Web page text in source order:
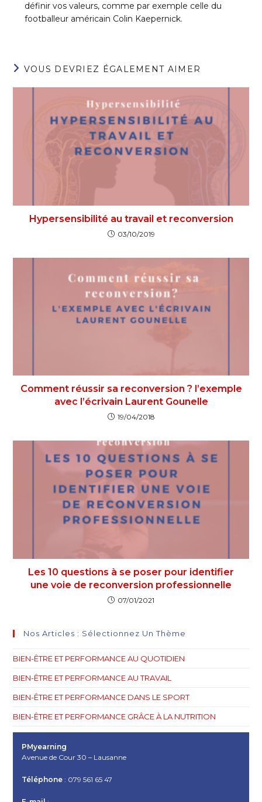
définir vos valeurs, comme par exemple celle du
footballeur américain Colin Kaepernick.
VOUS DEVRIEZ ÉGALEMENT AIMER
Hypersensibilité au travail et reconversion
03/10/2019
Comment réussir sa reconversion ? l’exemple
avec l’écrivain Laurent Gounelle
19/04/2018
Les 10 questions à se poser pour identifier
une voie de reconversion professionnelle
07/01/2021
Nos Articles : Sélectionnez Un Thème
BIEN-ÊTRE ET PERFORMANCE AU QUOTIDIEN
BIEN-ÊTRE ET PERFORMANCE AU TRAVAIL
BIEN-ÊTRE ET PERFORMANCE DANS LE SPORT
BIEN-ÊTRE ET PERFORMANCE GRÂCE À LA NUTRITION
PMyearning
Avenue de Cour 30 – Lausanne
Téléphone : 079 561 65 47